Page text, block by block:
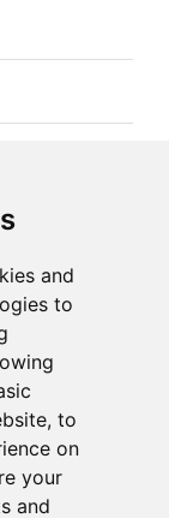
and
to
, to
on
your
andMadrid,